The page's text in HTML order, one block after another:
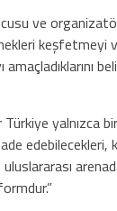
ve
keşfetmeyi
yalnızca
edebilecekleri,